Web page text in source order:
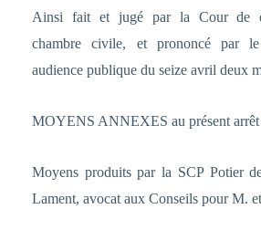
Ainsi fait et jugé par la Cour de
chambre civile, et prononcé par
audience publique du seize avril deux
MOYENS ANNEXES au présent arrêt
Moyens produits par la SCP Potier
Lament, avocat aux Conseils pour M.